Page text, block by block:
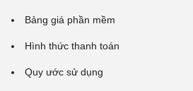
Bảng giá phần mềm
Hình thức thanh toán
Quy ước sử dụng